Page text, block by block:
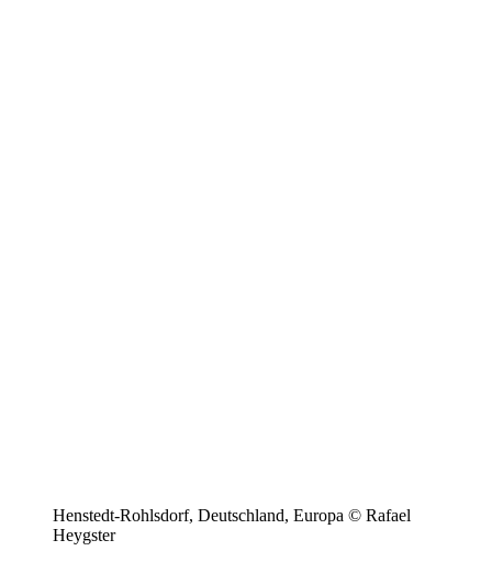
Henstedt-Rohlsdorf, Deutschland, Europa © Rafael
Heygster